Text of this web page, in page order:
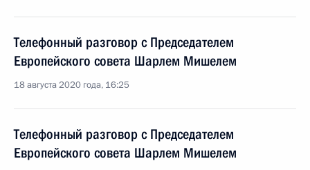
Телефонный разговор с Председателем
Европейского совета Шарлем Мишелем
18 августа 2020 года, 16:25
Телефонный разговор с Председателем
Европейского совета Шарлем Мишелем